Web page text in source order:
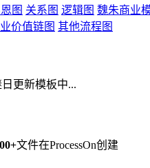
图 关系图 逻辑图 魏朱商业
价值链图 其他流程图
更新模板中...
文件在ProcessOn创建